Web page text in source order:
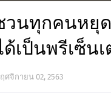
วนทุกคนหยุ
เป็นพรีเซ็น
ศจิกายน 02, 2563